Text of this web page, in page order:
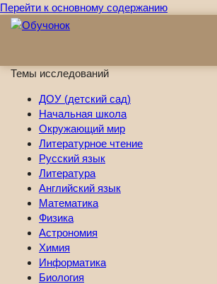
Перейти к основному содержанию
Темы исследований
ДОУ (детский сад)
Начальная школа
Окружающий мир
Литературное чтение
Русский язык
Литература
Английский язык
Математика
Физика
Астрономия
Химия
Информатика
Биология